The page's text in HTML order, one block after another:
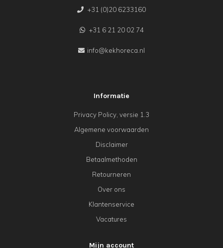
+31 (0)20 6233160
+31 6 21 20 02 74
info@kekhoreca.nl
Informatie
Privacy Policy, versie 1.3
Algemene voorwaarden
Disclaimer
Betaalmethoden
Retourneren
Over ons
Klantenservice
Vacatures
Mijn account